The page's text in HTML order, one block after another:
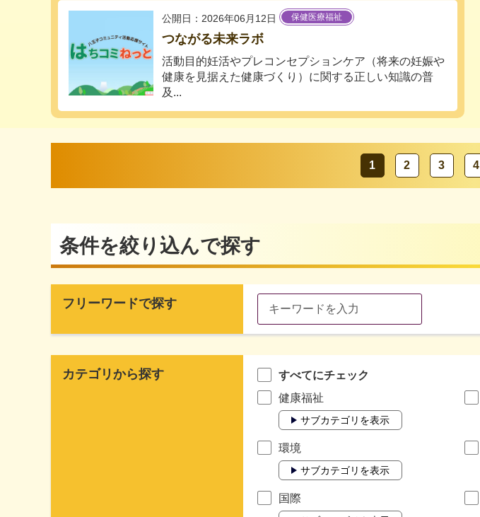
公開日：2026年06月12日 保健医療福祉
つながる未来ラボ
活動目的妊活やプレコンセプションケア（将来の妊娠や
健康を見据えた健康づくり）に関する正しい知識の普
及...
1 2 3 4
条件を絞り込んで探す
フリーワードで探す
カテゴリから探す
すべてにチェック
健康福祉
サブカテゴリを表示
環境
サブカテゴリを表示
国際